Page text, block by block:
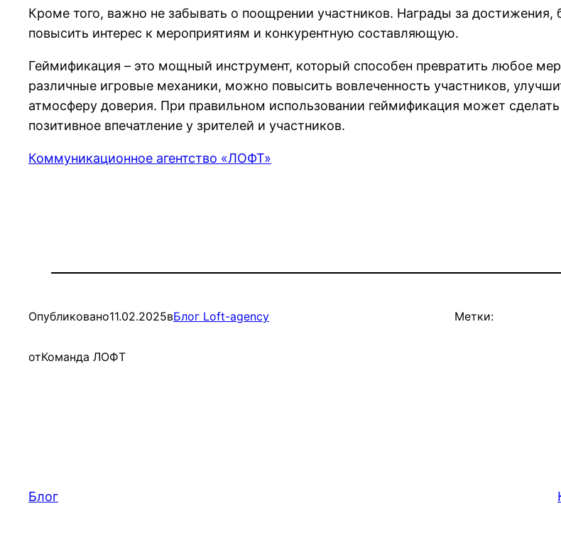
Кроме того, важно не забывать о поощрении участников. Награды за
повысить интерес к мероприятиям и конкурентную составляющую.
Геймификация – это мощный инструмент, который способен превратить любое
различные игровые механики, можно повысить вовлеченность участников,
атмосферу доверия. При правильном использовании геймификация может
позитивное впечатление у зрителей и участников.
Коммуникационное агентство «ЛОФТ»
Опубликовано11.02.2025вБлог Loft-agency
отКоманда ЛОФТ
Метки:
Блог